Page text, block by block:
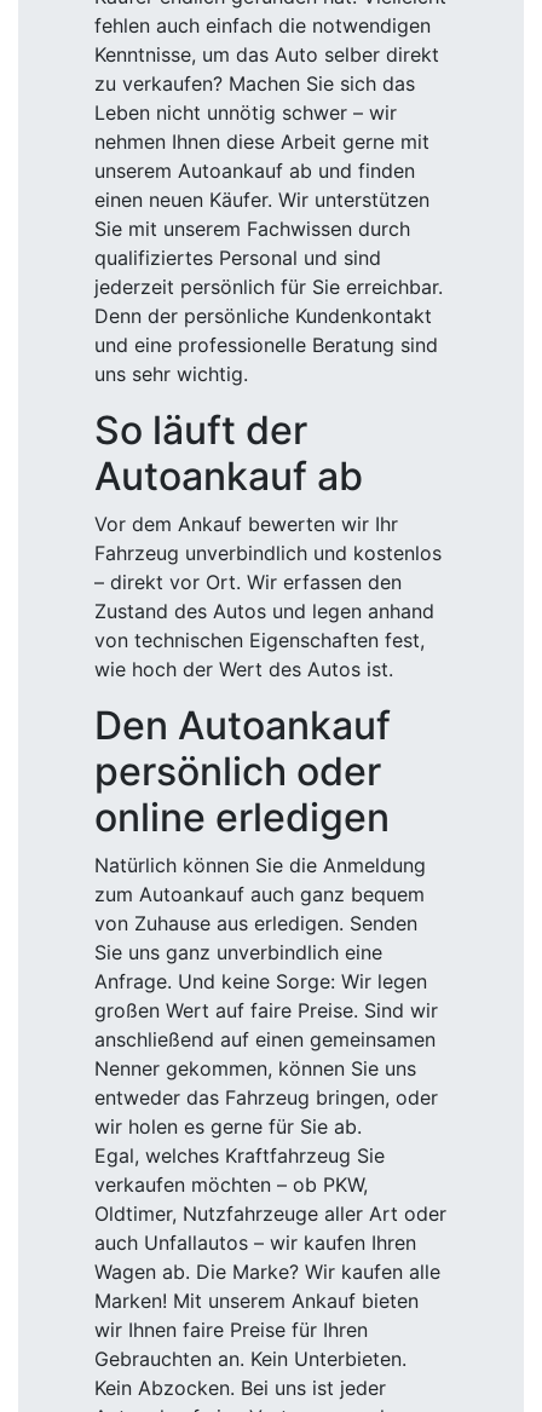
fehlen auch einfach die notwendigen
Kenntnisse, um das Auto selber direkt
zu verkaufen? Machen Sie sich das
Leben nicht unnötig schwer – wir
nehmen Ihnen diese Arbeit gerne mit
unserem Autoankauf ab und finden
einen neuen Käufer. Wir unterstützen
Sie mit unserem Fachwissen durch
qualifiziertes Personal und sind
jederzeit persönlich für Sie erreichbar.
Denn der persönliche Kundenkontakt
und eine professionelle Beratung sind
uns sehr wichtig.
So läuft der
Autoankauf ab
Vor dem Ankauf bewerten wir Ihr
Fahrzeug unverbindlich und kostenlos
– direkt vor Ort. Wir erfassen den
Zustand des Autos und legen anhand
von technischen Eigenschaften fest,
wie hoch der Wert des Autos ist.
Den Autoankauf
persönlich oder
online erledigen
Natürlich können Sie die Anmeldung
zum Autoankauf auch ganz bequem
von Zuhause aus erledigen. Senden
Sie uns ganz unverbindlich eine
Anfrage. Und keine Sorge: Wir legen
großen Wert auf faire Preise. Sind wir
anschließend auf einen gemeinsamen
Nenner gekommen, können Sie uns
entweder das Fahrzeug bringen, oder
wir holen es gerne für Sie ab.
Egal, welches Kraftfahrzeug Sie
verkaufen möchten – ob PKW,
Oldtimer, Nutzfahrzeuge aller Art oder
auch Unfallautos – wir kaufen Ihren
Wagen ab. Die Marke? Wir kaufen alle
Marken! Mit unserem Ankauf bieten
wir Ihnen faire Preise für Ihren
Gebrauchten an. Kein Unterbieten.
Kein Abzocken. Bei uns ist jeder